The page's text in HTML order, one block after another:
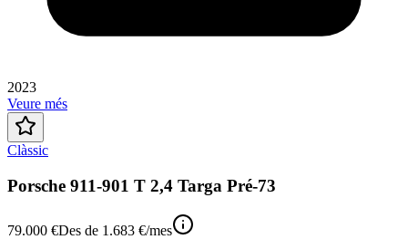
2023
Veure més
Clàssic
Porsche 911-901 T 2,4 Targa Pré-73
79.000 €Des de 1.683 €/mes